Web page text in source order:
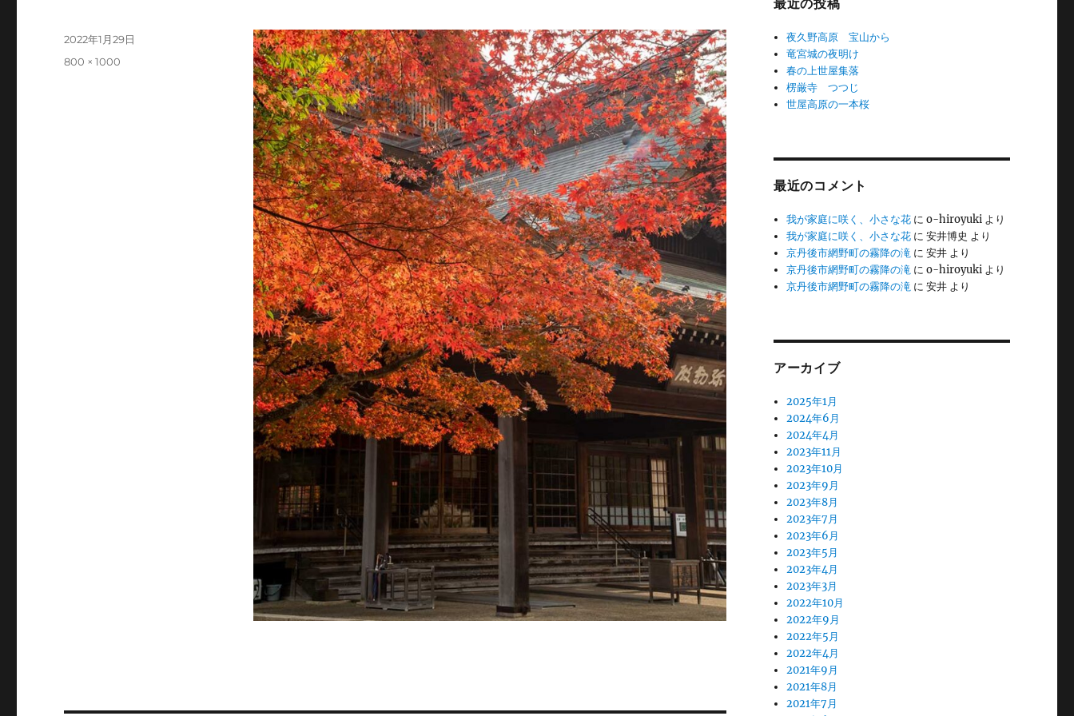
投
2022年1月29日
フ
800 × 1000
最近の投稿
夜久野高原 宝山から
竜宮城の夜明け
春の上世屋集落
楞厳寺 つつじ
世屋高原の一本桜
最近のコメント
我が家庭に咲く、小さな花 にo-hiroyuki より
我が家庭に咲く、小さな花 に安井博史 より
京丹後市網野町の霧降の滝 に安井 より
京丹後市網野町の霧降の滝 にo-hiroyuki より
京丹後市網野町の霧降の滝 に安井 より
アーカイブ
2025年1月
2024年6月
2024年4月
2023年11月
2023年10月
2023年9月
2023年8月
2023年7月
2023年6月
2023年5月
2023年4月
2023年3月
2022年10月
2022年9月
2022年5月
2022年4月
2021年9月
2021年8月
2021年7月